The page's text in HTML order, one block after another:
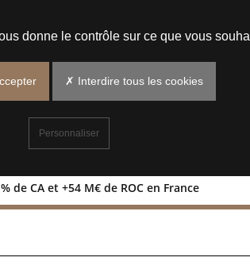
de CA et +54 M€ de ROC en France
vs 2023) ; -2,3 % de CA et
donne le contrôle sur ce que vous
✗ Interdire tous les cookies
Personnaliser